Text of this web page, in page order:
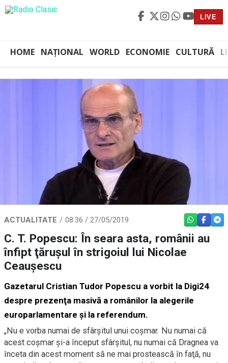
LIVE
HOME NAȚIONAL WORLD ECONOMIE CULTURĂ
ACTUALITATE 08:36 / 27/05/2019 WHATSAPP
C. T. Popescu: În seara asta, românii au
înfipt ţăruşul în strigoiul lui Nicolae
Ceauşescu
Gazetarul Cristian Tudor Popescu a vorbit la Digi24
despre prezenţa masivă a românilor la alegerile
europarlamentare şi la referendum.
„Nu e vorba numai de sfârşitul unui coşmar. Nu numai că
acest coşmar şi-a început sfârşitul, nu numai că Dragnea va
înceta din acest moment să ne mai prostească în faţă, nu